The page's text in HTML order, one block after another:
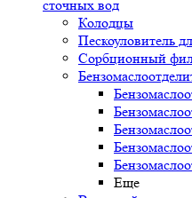
сточных вод
Колодцы
Пескоуловитель
Сорбционный
Еще